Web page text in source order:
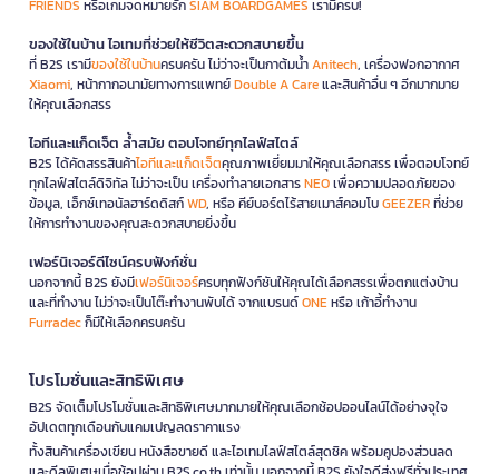
FRIENDS หรือเกมจดหมายรักSIAM BOARDGAMES เรามีครบ!
ของใช้ในบ้าน ไอเทมที่ช่วยให้ชีวิตสะดวกสบายขึ้น
ที่ B2S เรามีของใช้ในบ้านครบครัน ไม่ว่าจะเป็นกาต้มน้ำAnitech, เครื่องฟอกอากาศ
Xiaomi, หน้ากากอนามัยทางการแพทย์Double A Careและสินค้าอื่น ๆ อีกมากมาย
ให้คุณเลือกสรร
ไอทีและแก็ดเจ็ต ล้ำสมัย ตอบโจทย์ทุกไลฟ์สไตล์
B2S ได้คัดสรรสินค้าไอทีและแก็ดเจ็ตคุณภาพเยี่ยมมาให้คุณเลือกสรร เพื่อตอบโจทย์
ทุกไลฟ์สไตล์ดิจิทัล ไม่ว่าจะเป็น เครื่องทำลายเอกสารNEOเพื่อความปลอดภัยของ
ข้อมูล, เอ็กซ์เทอนัลฮาร์ดดิสก์WD, หรือ คีย์บอร์ดไร้สายเมาส์คอมโบGEEZERที่ช่วย
ให้การทำงานของคุณสะดวกสบายยิ่งขึ้น
เฟอร์นิเจอร์ดีไซน์ครบฟังก์ชั่น
นอกจากนี้ B2S ยังมีเฟอร์นิเจอร์ครบทุกฟังก์ชันให้คุณได้เลือกสรรเพื่อตกแต่งบ้าน
และที่ทำงาน ไม่ว่าจะเป็นโต๊ะทำงานพับได้ จากแบรนด์ONEหรือ เก้าอี้ทำงาน
Furradecก็มีให้เลือกครบครัน
โปรโมชั่นและสิทธิพิเศษ
B2S จัดเต็มโปรโมชั่นและสิทธิพิเศษมากมายให้คุณเลือกช้อปออนไลน์ได้อย่างจุใจ
อัปเดตทุกเดือนกับแคมเปญลดราคาแรง
ทั้งสินค้าเครื่องเขียน หนังสือขายดี และไอเทมไลฟ์สไตล์สุดชิค พร้อมคูปองส่วนลด